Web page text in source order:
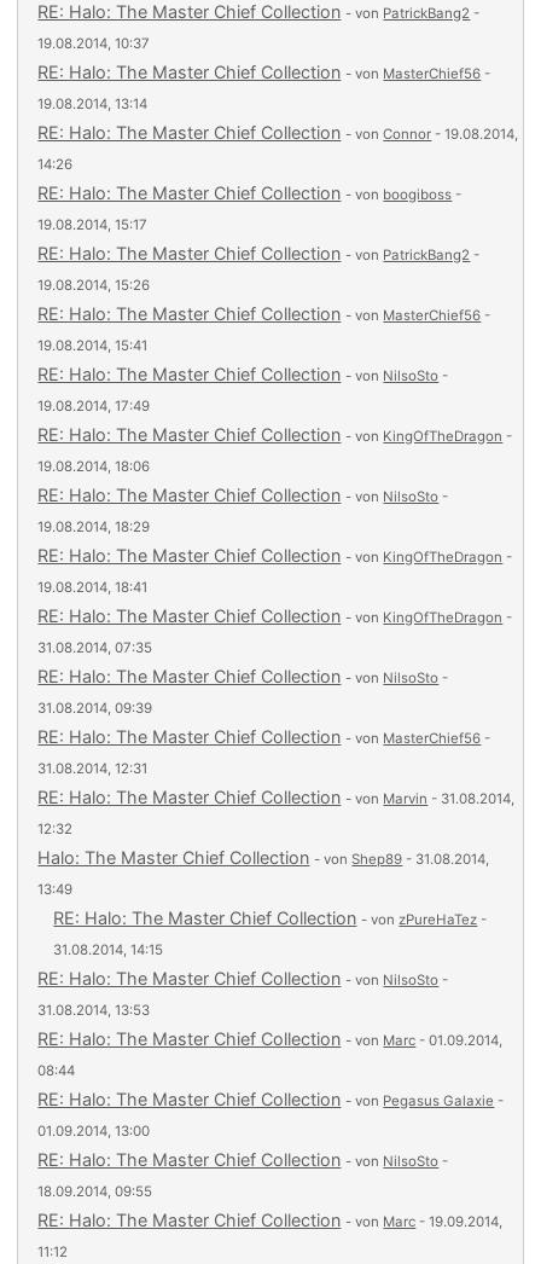
RE: Halo: The Master Chief Collection - von PatrickBang2 -
19.08.2014, 10:37
RE: Halo: The Master Chief Collection - von MasterChief56 -
19.08.2014, 13:14
RE: Halo: The Master Chief Collection - vonConnor - 19.08.2014,
14:26
RE: Halo: The Master Chief Collection - von boogiboss -
19.08.2014, 15:17
RE: Halo: The Master Chief Collection - von PatrickBang2 -
19.08.2014, 15:26
RE: Halo: The Master Chief Collection - von MasterChief56 -
19.08.2014, 15:41
RE: Halo: The Master Chief Collection - von NilsoSto -
19.08.2014, 17:49
RE: Halo: The Master Chief Collection - von KingOfTheDragon -
19.08.2014, 18:06
RE: Halo: The Master Chief Collection - von NilsoSto -
19.08.2014, 18:29
RE: Halo: The Master Chief Collection - von KingOfTheDragon -
19.08.2014, 18:41
RE: Halo: The Master Chief Collection - von KingOfTheDragon -
31.08.2014, 07:35
RE: Halo: The Master Chief Collection - von NilsoSto -
31.08.2014, 09:39
RE: Halo: The Master Chief Collection - von MasterChief56 -
31.08.2014, 12:31
RE: Halo: The Master Chief Collection - von Marvin - 31.08.2014,
12:32
Halo: The Master Chief Collection - vonShep89 - 31.08.2014,
13:49
RE: Halo: The Master Chief Collection - vonzPureHaTez -
31.08.2014, 14:15
RE: Halo: The Master Chief Collection - von NilsoSto -
31.08.2014, 13:53
RE: Halo: The Master Chief Collection - von Marc - 01.09.2014,
08:44
RE: Halo: The Master Chief Collection - von Pegasus Galaxie -
01.09.2014, 13:00
RE: Halo: The Master Chief Collection - von NilsoSto -
18.09.2014, 09:55
RE: Halo: The Master Chief Collection - von Marc - 19.09.2014,
11:12